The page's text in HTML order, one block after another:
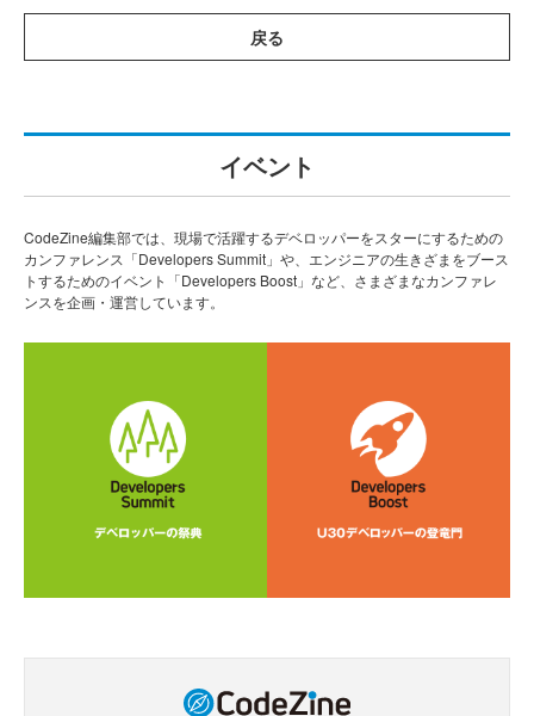
戻る
イベント
CodeZine編集部では、現場で活躍するデベロッパーをスターにするための
カンファレンス「Developers Summit」や、エンジニアの生きざまをブース
トするためのイベント「Developers Boost」など、さまざまなカンファレ
ンスを企画・運営しています。